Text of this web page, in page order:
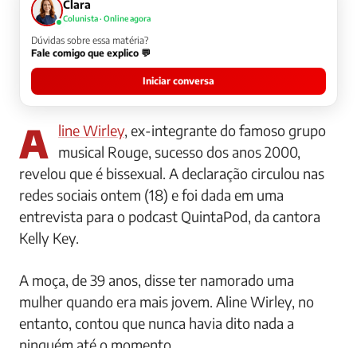
Clara
Colunista · Online agora
Dúvidas sobre essa matéria?
Fale comigo que explico 💬
Iniciar conversa
Aline Wirley, ex-integrante do famoso grupo
musical Rouge, sucesso dos anos 2000,
revelou que é bissexual. A declaração circulou nas
redes sociais ontem (18) e foi dada em uma
entrevista para o podcast QuintaPod, da cantora
Kelly Key.
A moça, de 39 anos, disse ter namorado uma
mulher quando era mais jovem. Aline Wirley, no
entanto, contou que nunca havia dito nada a